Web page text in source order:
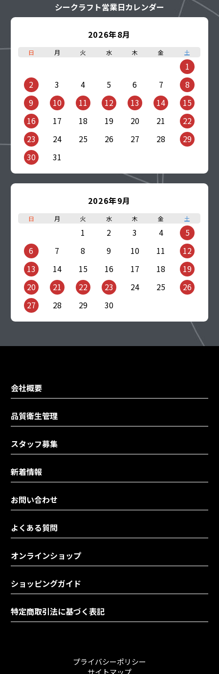
シークラフト営業日カレンダー
2026年8月
日 月 火 水 木 金 土
1
2
3 4 5 6 7
8
9
10 11 12 13 14
15
16
17 18 19 20 21
22
23
24 25 26 27 28
29
30
31
2026年9月
日 月 火 水 木 金 土
1 2 3 4
5
6
7 8 9 10 11
12
13
14 15 16 17 18
19
20
21 22 23 24 25
26
27
28 29 30
会社概要
品質衛生管理
スタッフ募集
新着情報
お問い合わせ
よくある質問
オンラインショップ
ショッピングガイド
特定商取引法に基づく表記
プライバシーポリシー